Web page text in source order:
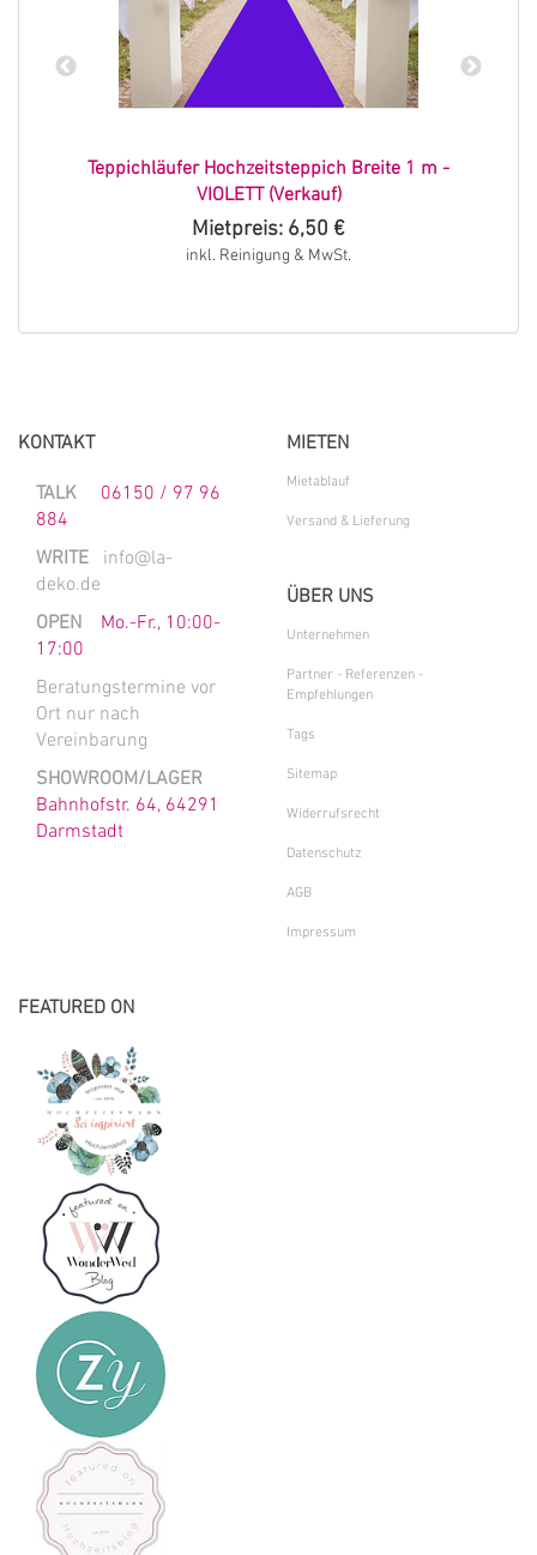
Teppichläufer Hochzeitsteppich Breite 1 m -
VIOLETT (Verkauf)
Mietpreis: 6,50 €
inkl. Reinigung & MwSt.
KONTAKT
TALK 06150 / 97 96
884
WRITE info@la-
deko.de
OPEN Mo.-Fr., 10:00-
17:00
Beratungstermine vor
Ort nur nach
Vereinbarung
SHOWROOM/LAGER
Bahnhofstr. 64, 64291
Darmstadt
MIETEN
Mietablauf
Versand & Lieferung
ÜBER UNS
Unternehmen
Partner - Referenzen -
Empfehlungen
Tags
Sitemap
Widerrufsrecht
Datenschutz
AGB
Impressum
FEATURED ON